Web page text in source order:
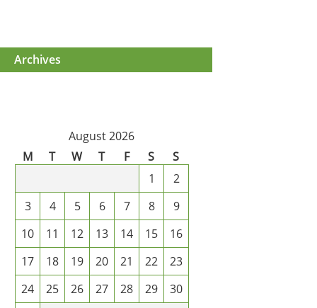
Archives
August 2026
M
T W T F S
S
1
2
3
4 5 6 7 8
9
10
11 12 13 14 15
16
17
18 19 20 21 22
23
24
25 26 27 28 29 30